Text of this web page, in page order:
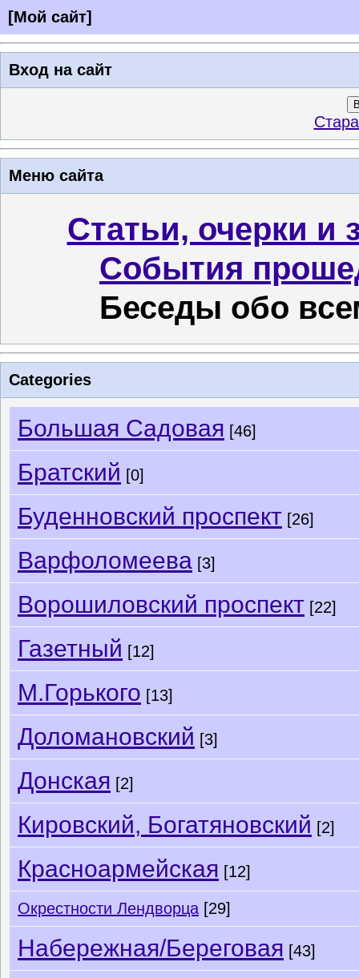
[Мой сайт]
Вход на сайт
Меню сайта
Статьи, очерки и
События
Беседы обо
Categories
Большая Садовая [46]
Братский [0]
Буденновский проспект [26]
Варфоломеева [3]
Ворошиловский проспект [22]
Газетный [12]
М.Горького [13]
Доломановский [3]
Донская [2]
Кировский, Богатяновский [2]
Красноармейская [12]
Окрестности Лендворца [29]
Набережная/Береговая [43]